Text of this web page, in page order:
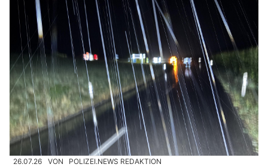
26.07.26 VON POLIZEI.NEWS REDAKTION